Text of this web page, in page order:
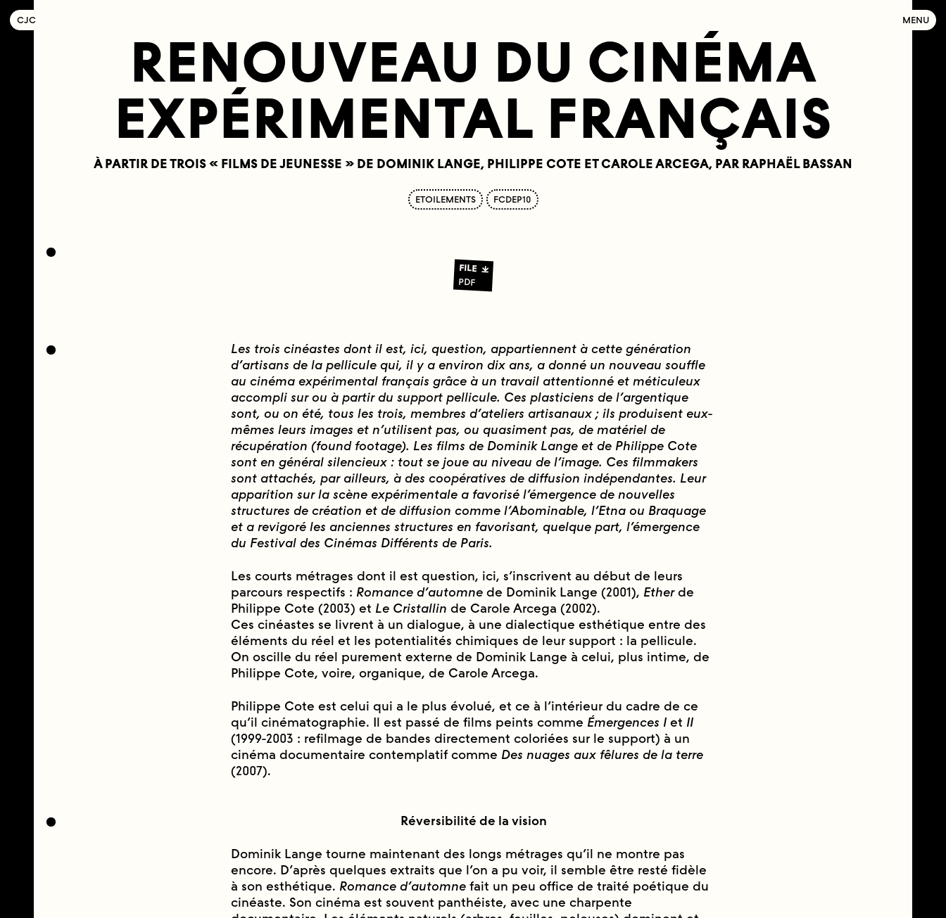
COLLECTIF
JEUNE
C MENU
RENOUVEAU DU CINÉMA
EXPÉRIMENTAL FRANÇAIS
À PARTIR DE TROIS « FILMS DE JEUNESSE » DE DOMINIK LANGE, PHILIPPE COTE ET CAROLE ARCEGA, PAR RAPHAËL BASSAN
ETOILEMENTS FCDEP10
FILE
PDF
Les trois cinéastes dont il est, ici, question, appartiennent à cette génération
d’artisans de la pellicule qui, il y a environ dix ans, a donné un nouveau souffle
au cinéma expérimental français grâce à un travail attentionné et méticuleux
accompli sur ou à partir du support pellicule. Ces plasticiens de l’argentique
sont, ou on été, tous les trois, membres d’ateliers artisanaux ; ils produisent eux-
mêmes leurs images et n’utilisent pas, ou quasiment pas, de matériel de
récupération (found footage). Les films de Dominik Lange et de Philippe Cote
sont en général silencieux : tout se joue au niveau de l’image. Ces filmmakers
sont attachés, par ailleurs, à des coopératives de diffusion indépendantes. Leur
apparition sur la scène expérimentale a favorisé l’émergence de nouvelles
structures de création et de diffusion comme l’Abominable, l’Etna ou Braquage
et a revigoré les anciennes structures en favorisant, quelque part, l’émergence
du Festival des Cinémas Différents de Paris.
Les courts métrages dont il est question, ici, s’inscrivent au début de leurs
parcours respectifs : Romance d’automne de Dominik Lange (2001), Etherde
Philippe Cote (2003) et Le Cristallin de Carole Arcega (2002).
Ces cinéastes se livrent à un dialogue, à une dialectique esthétique entre des
éléments du réel et les potentialités chimiques de leur support : la pellicule.
On oscille du réel purement externe de Dominik Lange à celui, plus intime, de
Philippe Cote, voire, organique, de Carole Arcega.
Philippe Cote est celui qui a le plus évolué, et ce à l’intérieur du cadre de ce
qu’il cinématographie. Il est passé de films peints comme Émergences I et II
(1999-2003 : refilmage de bandes directement coloriées sur le support) à un
cinéma documentaire contemplatif comme Des nuages aux fêlures de la terre
(2007).
Réversibilité de la vision
Dominik Lange tourne maintenant des longs métrages qu’il ne montre pas
encore. D’après quelques extraits que l’on a pu voir, il semble être resté fidèle
à son esthétique. Romance d’automne fait un peu office de traité poétique du
cinéaste. Son cinéma est souvent panthéiste, avec une charpente